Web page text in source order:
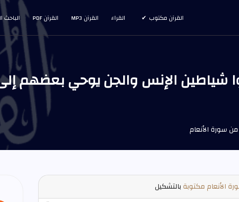
القرآن مكتوب القراء القرآن MP3 القرآن PDF الباحث
الأنعام مكتوبةبالتشكيل